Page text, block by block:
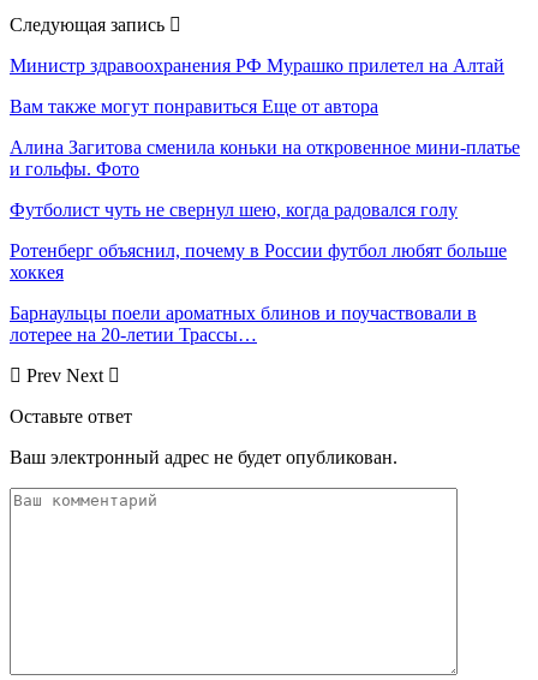
Следующая запись
Министр здравоохранения РФ Мурашко прилетел на Алтай
Вам также могут понравиться Еще от автора
Алина Загитова сменила коньки на откровенное мини-платье
и гольфы. Фото
Футболист чуть не свернул шею, когда радовался голу
Ротенберг объяснил, почему в России футбол любят больше
хоккея
Барнаульцы поели ароматных блинов и поучаствовали в
лотерее на 20-летии Трассы…
Prev Next
Оставьте ответ
Ваш электронный адрес не будет опубликован.